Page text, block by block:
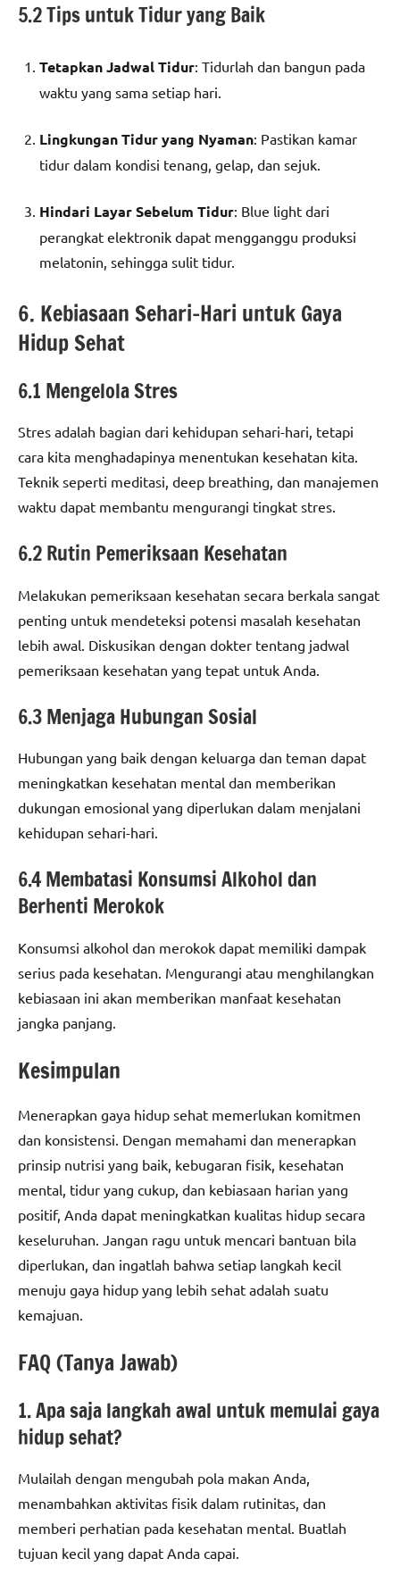
5.2 Tips untuk Tidur yang Baik
Tetapkan Jadwal Tidur: Tidurlah dan bangun pada
waktu yang sama setiap hari.
Lingkungan Tidur yang Nyaman: Pastikan kamar
tidur dalam kondisi tenang, gelap, dan sejuk.
Hindari Layar Sebelum Tidur: Blue light dari
perangkat elektronik dapat mengganggu produksi
melatonin, sehingga sulit tidur.
6. Kebiasaan Sehari-Hari untuk Gaya
Hidup Sehat
6.1 Mengelola Stres
Stres adalah bagian dari kehidupan sehari-hari, tetapi
cara kita menghadapinya menentukan kesehatan kita.
Teknik seperti meditasi, deep breathing, dan manajemen
waktu dapat membantu mengurangi tingkat stres.
6.2 Rutin Pemeriksaan Kesehatan
Melakukan pemeriksaan kesehatan secara berkala sangat
penting untuk mendeteksi potensi masalah kesehatan
lebih awal. Diskusikan dengan dokter tentang jadwal
pemeriksaan kesehatan yang tepat untuk Anda.
6.3 Menjaga Hubungan Sosial
Hubungan yang baik dengan keluarga dan teman dapat
meningkatkan kesehatan mental dan memberikan
dukungan emosional yang diperlukan dalam menjalani
kehidupan sehari-hari.
6.4 Membatasi Konsumsi Alkohol dan
Berhenti Merokok
Konsumsi alkohol dan merokok dapat memiliki dampak
serius pada kesehatan. Mengurangi atau menghilangkan
kebiasaan ini akan memberikan manfaat kesehatan
jangka panjang.
Kesimpulan
Menerapkan gaya hidup sehat memerlukan komitmen
dan konsistensi. Dengan memahami dan menerapkan
prinsip nutrisi yang baik, kebugaran fisik, kesehatan
mental, tidur yang cukup, dan kebiasaan harian yang
positif, Anda dapat meningkatkan kualitas hidup secara
keseluruhan. Jangan ragu untuk mencari bantuan bila
diperlukan, dan ingatlah bahwa setiap langkah kecil
menuju gaya hidup yang lebih sehat adalah suatu
kemajuan.
FAQ (Tanya Jawab)
1. Apa saja langkah awal untuk memulai gaya
hidup sehat?
Mulailah dengan mengubah pola makan Anda,
menambahkan aktivitas fisik dalam rutinitas, dan
memberi perhatian pada kesehatan mental. Buatlah
tujuan kecil yang dapat Anda capai.